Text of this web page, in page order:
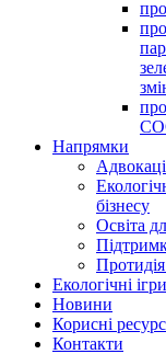
Напрямки
бізнесу
Освіта
Протидія
Екологічні ігри
Новини
Корисні
Контакти